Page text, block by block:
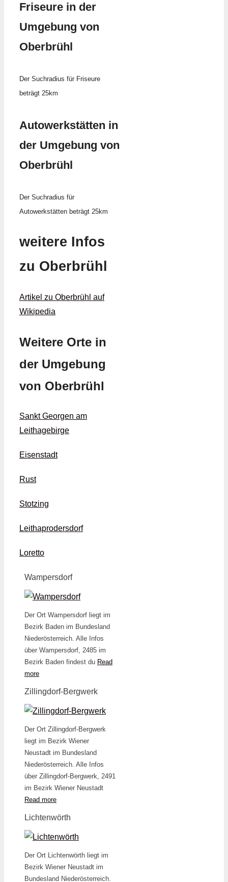
Friseure in der
Umgebung von
Oberbrühl
Der Suchradius für Friseure
beträgt 25km
Autowerkstätten in
der Umgebung von
Oberbrühl
Der Suchradius für
Autowerkstätten beträgt 25km
weitere Infos
zu Oberbrühl
Artikel zu Oberbrühl auf
Wikipedia
Weitere Orte in
der Umgebung
von Oberbrühl
Sankt Georgen am
Leithagebirge
Eisenstadt
Rust
Stotzing
Leithaprodersdorf
Loretto
Wampersdorf
Der Ort Wampersdorf liegt im
Bezirk Baden im Bundesland
Niederösterreich. Alle Infos
über Wampersdorf, 2485 im
Bezirk Baden findest du Read
more
Zillingdorf-Bergwerk
Der Ort Zillingdorf-Bergwerk
liegt im Bezirk Wiener
Neustadt im Bundesland
Niederösterreich. Alle Infos
über Zillingdorf-Bergwerk, 2491
im Bezirk Wiener Neustadt
Read more
Lichtenwörth
Der Ort Lichtenwörth liegt im
Bezirk Wiener Neustadt im
Bundesland Niederösterreich.